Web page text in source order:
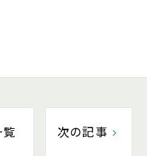
次の記事